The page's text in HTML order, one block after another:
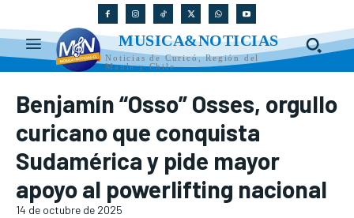
MUSICA&NOTICIAS
Noticias de Curicó, Región del
Maule y Chile
Benjamín “Osso” Osses, orgullo
curicano que conquista
Sudamérica y pide mayor
apoyo al powerlifting nacional
14 de octubre de 2025